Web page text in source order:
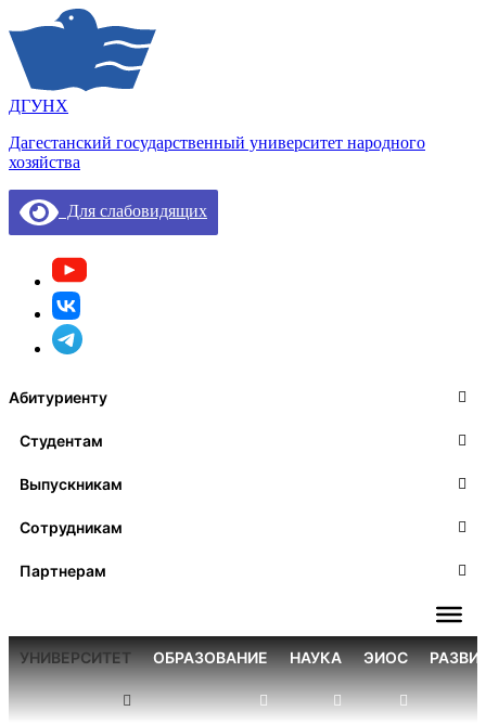
ДГУНХ
Дагестанский государственный университет народного
хозяйства
Для слабовидящих
Абитуриенту
Студентам
Выпускникам
Сотрудникам
Партнерам
УНИВЕРСИТЕТ ОБРАЗОВАНИЕ НАУКА ЭИОС